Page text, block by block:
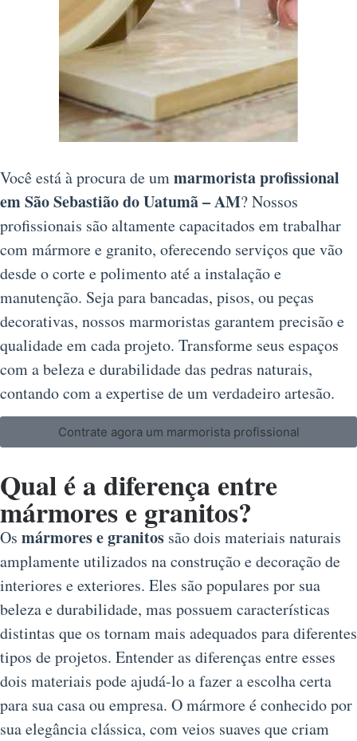
Você está à procura de ummarmorista profissional
em São Sebastião do Uatumã – AM? Nossos
profissionais são altamente capacitados em trabalhar
com mármore e granito, oferecendo serviços que vão
desde o corte e polimento até a instalação e
manutenção. Seja para bancadas, pisos, ou peças
decorativas, nossos marmoristas garantem precisão e
qualidade em cada projeto. Transforme seus espaços
com a beleza e durabilidade das pedras naturais,
contando com a expertise de um verdadeiro artesão.
Contrate agora um marmorista profissional
Qual é a diferença entre
mármores e granitos?
Os mármores e granitos são dois materiais naturais
amplamente utilizados na construção e decoração de
interiores e exteriores. Eles são populares por sua
beleza e durabilidade, mas possuem características
distintas que os tornam mais adequados para diferentes
tipos de projetos. Entender as diferenças entre esses
dois materiais pode ajudá-lo a fazer a escolha certa
para sua casa ou empresa. O mármore é conhecido por
sua elegância clássica, com veios suaves que criam